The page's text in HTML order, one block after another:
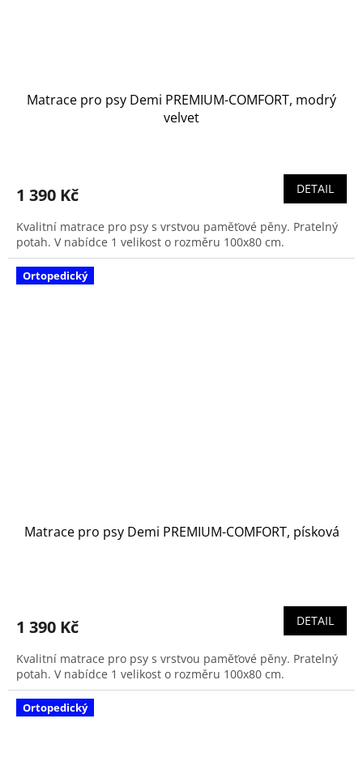
Matrace pro psy Demi PREMIUM-COMFORT, modrý
velvet
1 390 Kč DETAIL
Kvalitní matrace pro psy s vrstvou paměťové pěny. Pratelný
potah. V nabídce 1 velikost o rozměru 100x80 cm.
Ortopedický
Matrace pro psy Demi PREMIUM-COMFORT, písková
1 390 Kč DETAIL
Kvalitní matrace pro psy s vrstvou paměťové pěny. Pratelný
potah. V nabídce 1 velikost o rozměru 100x80 cm.
Ortopedický